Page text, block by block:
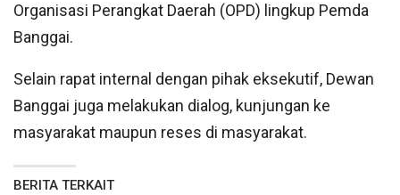
Organisasi Perangkat Daerah (OPD) lingkup Pemda
Banggai.
Selain rapat internal dengan pihak eksekutif, Dewan
Banggai juga melakukan dialog, kunjungan ke
masyarakat maupun reses di masyarakat.
BERITA TERKAIT